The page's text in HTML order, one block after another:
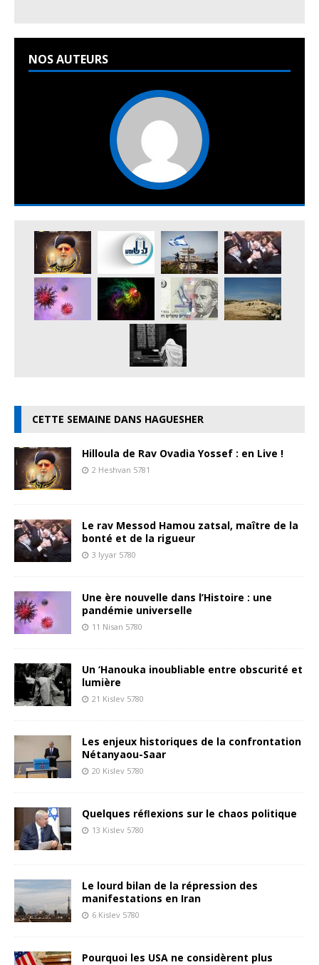
NOS AUTEURS
CETTE SEMAINE DANS HAGUESHER
Hilloula de Rav Ovadia Yossef : en Live !
2 Heshvan 5781
Le rav Messod Hamou zatsal, maître de la
bonté et de la rigueur
3 Iyyar 5780
Une ère nouvelle dans l’Histoire : une
pandémie universelle
11 Nisan 5780
Un ‘Hanouka inoubliable entre obscurité et
lumière
21 Kislev 5780
Les enjeux historiques de la confrontation
Nétanyaou-Saar
20 Kislev 5780
Quelques réﬂexions sur le chaos politique
13 Kislev 5780
Le lourd bilan de la répression des
manifestations en Iran
6 Kislev 5780
Pourquoi les USA ne considèrent plus